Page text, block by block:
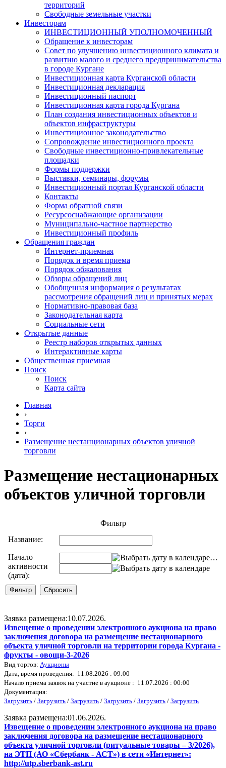
территорий
Свободные земельные участки
Инвесторам
ИНВЕСТИЦИОННЫЙ УПОЛНОМОЧЕННЫЙ
Обращение к инвесторам
Совет по улучшению инвестиционного климата и
развитию малого и среднего предпринимательства
в городе Кургане
Инвестиционная карта Курганской области
Инвестиционная декларация
Инвестиционный паспорт
Инвестиционная карта города Кургана
План создания инвестиционных объектов и
объектов инфраструктуры
Инвестиционное законодательство
Сопровождение инвестиционного проекта
Свободные инвестиционно-привлекательные
площадки
Формы поддержки
Выставки, семинары, форумы
Инвестиционный портал Курганской области
Контакты
Форма обратной связи
Ресурсоснабжающие организации
Муниципально-частное партнерство
Инвестиционный профиль
Обращения граждан
Интернет-приемная
Порядок и время приема
Порядок обжалования
Обзоры обращений лиц
Обобщенная информация о результатах
рассмотрения обращений лиц и принятых мерах
Нормативно-правовая база
Законодательная карта
Социальные сети
Открытые данные
Реестр наборов открытых данных
Интерактивные карты
Общественная приемная
Поиск
Поиск
Карта сайта
Главная
›
Торги
›
Размещение нестанционарных объектов уличной
торговли
Размещение нестационарных
объектов уличной торговли
Фильтр
Название:
Начало
активности
(дата):
…
Заявка размещена:10.07.2026.
Извещение о проведении электронного аукциона на право
заключения договора на размещение нестационарного
объекта уличной торговли на территории города Кургана -
фрукты - овощи-3-2026
Вид торгов: Аукционы
Дата, время проведения: 11.08.2026 : 09:00
Начало приема заявок на участие в аукционе : 11.07.2026 : 00:00
Документация:
Загрузить / Загрузить / Загрузить / Загрузить / Загрузить / Загрузить
Заявка размещена:01.06.2026.
Извещение о проведении электронного аукциона на право
заключения договора на размещение нестационарного
объекта уличной торговли (ритуальные товары – 3/2026),
на ЭТП (АО «Сбербанк - АСТ») в сети «Интернет»:
http://utp.sberbank-ast.ru